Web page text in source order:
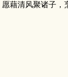
藉清风聚诸子，